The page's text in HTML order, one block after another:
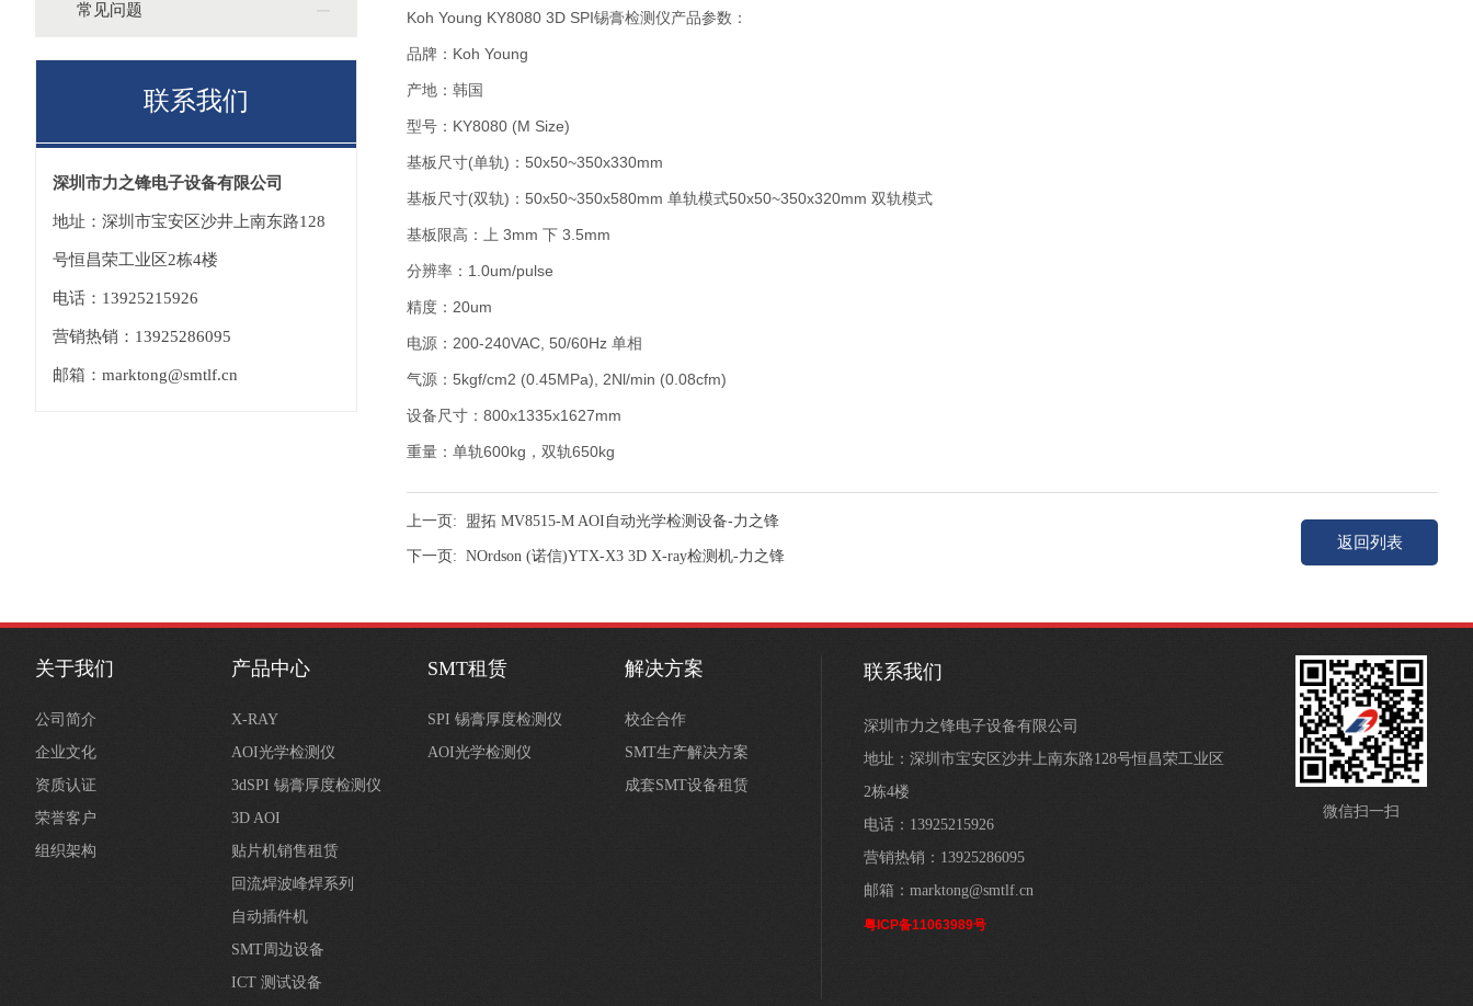
常见问题
联系我们
深圳市力之锋电子设备有限公司
地址：深圳市宝安区沙井上南东路128
号恒昌荣工业区2栋4楼
电话：13925215926
营销热销：13925286095
邮箱：marktong@smtlf.cn
Koh Young KY8080 3D SPI锡膏检测仪产品参数：
品牌：Koh Young
产地：韩国
型号：KY8080 (M Size)
基板尺寸(单轨)：50x50~350x330mm
基板尺寸(双轨)：50x50~350x580mm 单轨模式50x50~350x320mm 双轨模式
基板限高：上 3mm 下 3.5mm
分辨率：1.0um/pulse
精度：20um
电源：200-240VAC, 50/60Hz 单相
气源：5kgf/cm2 (0.45MPa), 2Nl/min (0.08cfm)
设备尺寸：800x1335x1627mm
重量：单轨600kg，双轨650kg
返回列表
上一页: 盟拓 MV8515-M AOI自动光学检测设备-力之锋
下一页:NOrdson (诺信)YTX-X3 3D X-ray检测机-力之锋
关于我们
公司简介
企业文化
资质认证
荣誉客户
组织架构
产品中心
X-RAY
AOI光学检测仪
3dSPI 锡膏厚度检测仪
3D AOI
贴片机销售租赁
回流焊波峰焊系列
自动插件机
SMT周边设备
ICT 测试设备
SMT租赁
SPI 锡膏厚度检测仪
AOI光学检测仪
解决方案
校企合作
SMT生产解决方案
成套SMT设备租赁
联系我们
深圳市力之锋电子设备有限公司
地址：深圳市宝安区沙井上南东路128号恒昌荣工业区
2栋4楼
电话：13925215926
营销热销：13925286095
邮箱：marktong@smtlf.cn
粤ICP备11063989号
微信扫一扫